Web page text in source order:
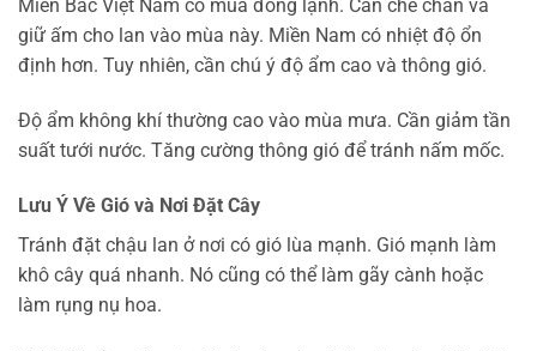
Miền Bắc Việt Nam có mùa đông lạnh. Cần che chắn và
giữ ấm cho lan vào mùa này. Miền Nam có nhiệt độ ổn
định hơn. Tuy nhiên, cần chú ý độ ẩm cao và thông gió.
Độ ẩm không khí thường cao vào mùa mưa. Cần giảm tần
suất tưới nước. Tăng cường thông gió để tránh nấm mốc.
Lưu Ý Về Gió và Nơi Đặt Cây
Tránh đặt chậu lan ở nơi có gió lùa mạnh. Gió mạnh làm
khô cây quá nhanh. Nó cũng có thể làm gãy cành hoặc
làm rụng nụ hoa.